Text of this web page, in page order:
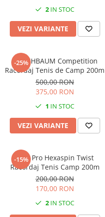
2 IN STOC
VEZI VARIANTE
-25%
KIRSCHBAUM Competition
Racordaj Tenis de Camp 200m
500,00 RON
375,00 RON
1 IN STOC
VEZI VARIANTE
-15%
Pros Pro Hexaspin Twist
Racordaj Tenis Camp 200m
200,00 RON
170,00 RON
2 IN STOC